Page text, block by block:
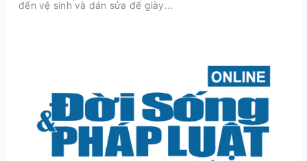
đến vệ sinh và dán sửa đế giày...